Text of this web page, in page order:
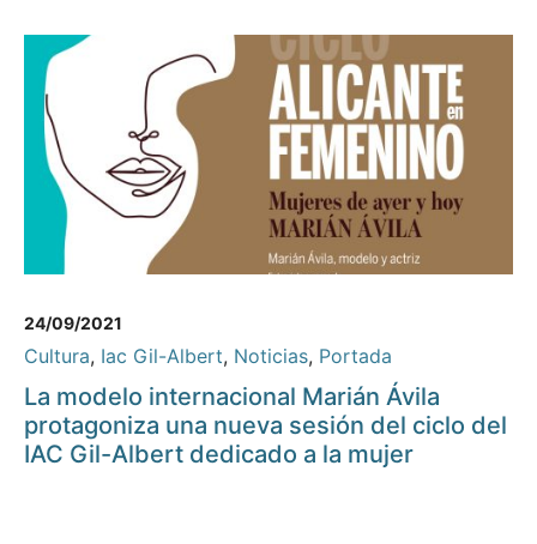
24/09/2021
Cultura, Iac Gil-Albert, Noticias, Portada
La modelo internacional Marián Ávila
protagoniza una nueva sesión del ciclo del
IAC Gil-Albert dedicado a la mujer